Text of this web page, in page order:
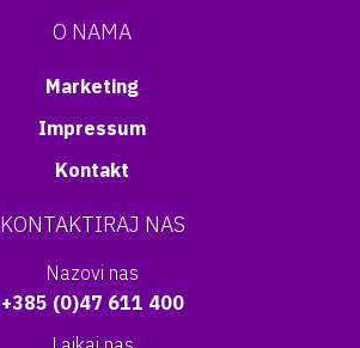
O NAMA
Marketing
Impressum
Kontakt
KONTAKTIRAJ NAS
Nazovi nas
+385 (0)47 611 400